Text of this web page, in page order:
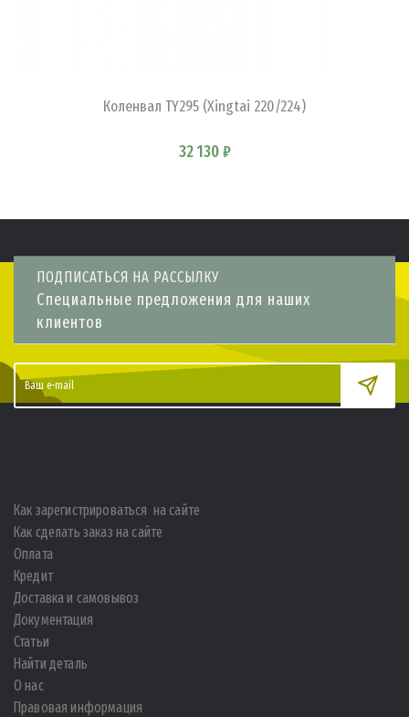
Коленвал TY295 (Xingtai 220/224)
32 130 ₽
ПОДПИСАТЬСЯ НА РАССЫЛКУ
Специальные предложения для наших
клиентов
Как зарегистрироваться на сайте
Как сделать заказ на сайте
Оплата
Кредит
Доставка и самовывоз
Документация
Статьи
Найти деталь
О нас
Правовая информация